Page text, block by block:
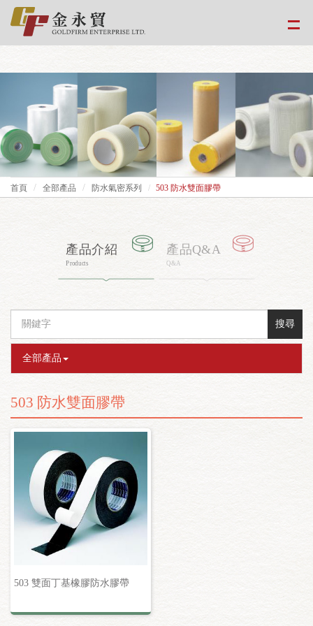
google-site-
verification=EvPoimA01gXxwXCpdefUUxzfHUTmBpMCMS46hwWJ2Xo
首頁 全部產品 防水氣密系列 503 防水雙面膠帶
產品介紹
Products
產品Q&A
Q&A
搜尋
全部產品
503 防水雙面膠帶
503 雙面丁基橡膠防水膠帶